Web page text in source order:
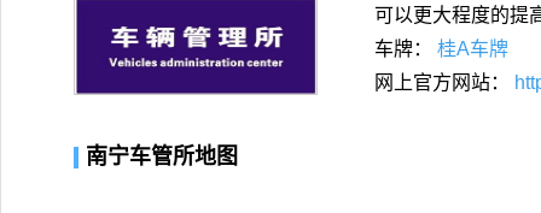
可以更大程度的提
车牌： 桂A车牌
网上官方网站：
南宁车管所地图